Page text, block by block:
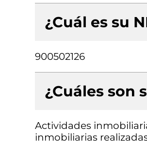
¿Cuál es su
900502126
¿Cuáles son
Actividades
inmobiliarias